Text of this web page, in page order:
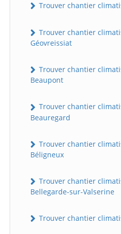
Trouver chantier
Trouver chantier
Géovreissiat
Trouver chantier
Beaupont
Trouver chantier
Beauregard
Trouver chantier
Béligneux
Trouver chantier
Bellegarde-sur-Valserine
Trouver chantier